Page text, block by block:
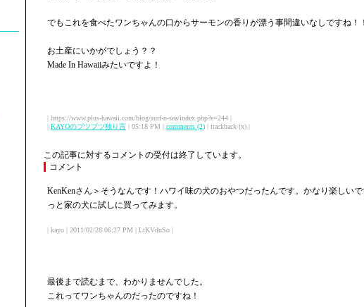
でもこれを食べたワンちゃんの口からサーモンの香りが漂う事間違いなしですね！
お土産にいかがでしょう？？
Made In Hawaiiみたいですよ！
| https://www.plus-hawaii.com/blog/surf-n-sea/index.php?e=244 |
| KAYOのブツブツ独り言 | 05:18 PM | comments (2) | trackback (x) |
この記事に対するコメントの受付は終了しています。
コメント
KenKenさん＞そうなんです！ハワイ味の犬のおやつだったんです。かなり楽しいで
っと家の犬に試しに買ってみます。
| kayo | 2011/02/28 06:27 PM | LtKVdnSo |
最後まで読むまで、わかりませんでした。
これってワンちゃんのだったのですね！